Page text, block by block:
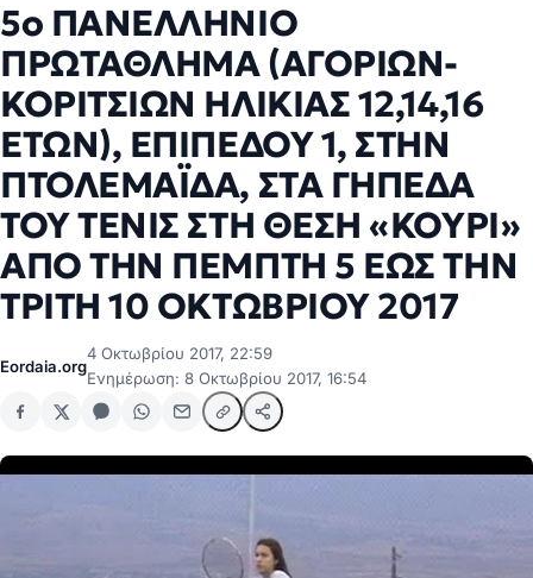
5ο ΠΑΝΕΛΛΗΝΙΟ
ΠΡΩΤΑΘΛΗΜΑ (ΑΓΟΡΙΩΝ-
ΚΟΡΙΤΣΙΩΝ ΗΛΙΚΙΑΣ 12,14,16
ΕΤΩΝ), ΕΠΙΠΕΔΟΥ 1, ΣΤΗΝ
ΠΤΟΛΕΜΑΪΔΑ, ΣΤΑ ΓΗΠΕΔΑ
ΤΟΥ ΤΕΝΙΣ ΣΤΗ ΘΕΣΗ «ΚΟΥΡΙ»
ΑΠΟ ΤΗΝ ΠΕΜΠΤΗ 5 ΕΩΣ ΤΗΝ
ΤΡΙΤΗ 10 ΟΚΤΩΒΡΙΟΥ 2017
Eordaia.org
4 Οκτωβρίου 2017, 22:59
Ενημέρωση: 8 Οκτωβρίου 2017, 16:54